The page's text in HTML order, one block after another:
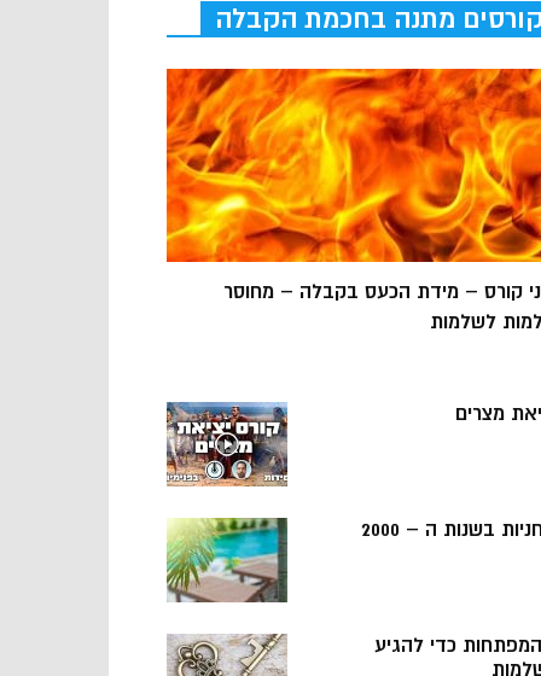
קורסים מתנה בחכמת הקבלה
קורס – מידת הכעס בקבלה – מחוסר
לשלמות
מצרים
בשנות ה – 2000
5 המפתחות כדי להגיע